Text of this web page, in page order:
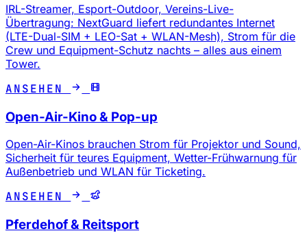
IRL-Streamer, Esport-Outdoor, Vereins-Live-
Übertragung: NextGuard liefert redundantes Internet
(LTE-Dual-SIM + LEO-Sat + WLAN-Mesh), Strom für die
Crew und Equipment-Schutz nachts – alles aus einem
Tower.
ANSEHEN
Open-Air-Kino & Pop-up
Open-Air-Kinos brauchen Strom für Projektor und Sound,
Sicherheit für teures Equipment, Wetter-Frühwarnung für
Außenbetrieb und WLAN für Ticketing.
ANSEHEN
Pferdehof & Reitsport